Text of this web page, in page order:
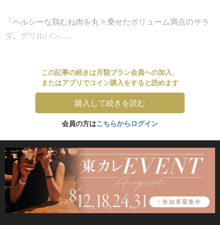
「ヘルシーな鶏むね肉を丸々乗せたボリューム満点のサラ
ダ。グリルパン......
この記事の続きは月額プラン会員への加入、
またはアプリでコイン購入をすると読めます
購入して続きを読む
会員の方はこちらからログイン